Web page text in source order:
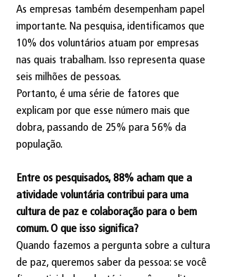
As empresas também desempenham papel
importante. Na pesquisa, identificamos que
10% dos voluntários atuam por empresas
nas quais trabalham. Isso representa quase
seis milhões de pessoas.
Portanto, é uma série de fatores que
explicam por que esse número mais que
dobra, passando de 25% para 56% da
população.
Entre os pesquisados, 88% acham que a
atividade voluntária contribui para uma
cultura de paz e colaboração para o bem
comum. O que isso significa?
Quando fazemos a pergunta sobre a cultura
de paz, queremos saber da pessoa: se você